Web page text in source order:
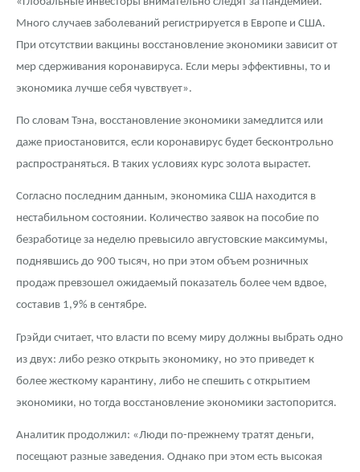
Много случаев заболеваний регистрируется в Европе и США.
При отсутствии вакцины восстановление экономики зависит от
мер сдерживания коронавируса. Если меры эффективны, то и
экономика лучше себя чувствует».
По словам Тэна, восстановление экономики замедлится или
даже приостановится, если коронавирус будет бесконтрольно
распространяться. В таких условиях курс золота вырастет.
Согласно последним данным, экономика США находится в
нестабильном состоянии. Количество заявок на пособие по
безработице за неделю превысило августовские максимумы,
поднявшись до 900 тысяч, но при этом объем розничных
продаж превзошел ожидаемый показатель более чем вдвое,
составив 1,9% в сентябре.
Грэйди считает, что власти по всему миру должны выбрать одно
из двух: либо резко открыть экономику, но это приведет к
более жесткому карантину, либо не спешить с открытием
экономики, но тогда восстановление экономики застопорится.
Аналитик продолжил: «Люди по-прежнему тратят деньги,
посещают разные заведения. Однако при этом есть высокая